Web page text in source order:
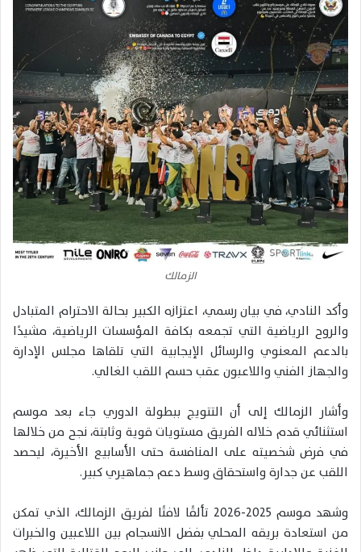
الزمالك
وأكد النادي، في بيان رسمي، اعتزازه الكبير بحالة الاحترام المتبادل
والروح الرياضية التي تجمعه بكافة المؤسسات الرياضية، مشيدًا
بالدعم المعنوي والرسائل الإيجابية التي تلقاها مجلس الإدارة
والجهاز الفني واللاعبون عقب حسم اللقب الغالي.
وأشار الزمالك إلى أن التتويج ببطولة الدوري جاء بعد موسم
استثنائي قدم خلاله الفريق مستويات قوية وثابتة، نجح من خلالها
في فرض شخصيته على المنافسة حتى الأسابيع الأخيرة، ليحصد
اللقب عن جدارة واستحقاق وسط دعم جماهيري كبير.
وشهد موسم 2025-2026 تألقًا لافتًا لفريق الزمالك، الذي تمكن
من استعادة بريقه المحلي بفضل الانسجام بين اللاعبين والخبرات